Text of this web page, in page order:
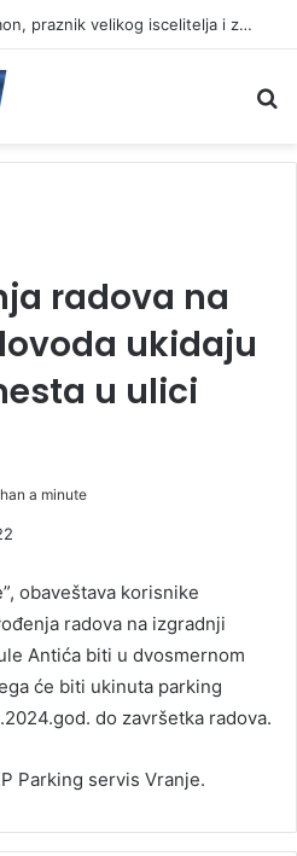
Danas je Sveti Pantelejmon, praznik velikog iscelitelja i zaštitnika bolesnih
radova na
ukidaju
u ulici
a minute
obaveštava korisnike
radova na izgradnji
Antića biti u dvosmernom
će biti ukinuta parking
do završetka radova.
Parking servis Vranje.